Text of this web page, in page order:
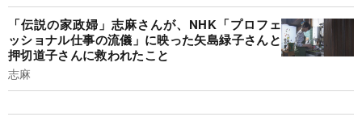
「伝説の家政婦」志麻さんが、NHK「プロフェ
ッショナル仕事の流儀」に映った矢島緑子さんと
押切道子さんに救われたこと
志麻